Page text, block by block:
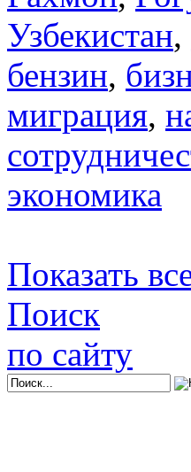
Узбекистан,
бензин,
миграция,
экономика
Показать
Поиск
по сайту